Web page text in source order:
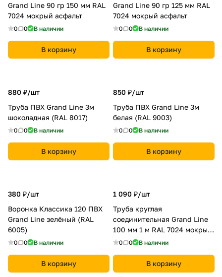
Grand Line 90 гр 150 мм RAL
7024 мокрый асфальт
0 0 В наличии
В корзину
Grand Line 90 гр 125 мм RAL
7024 мокрый асфальт
0 0 В наличии
В корзину
880 ₽/шт
Труба ПВХ Grand Line 3м
шоколадная (RAL 8017)
0 0 В наличии
В корзину
850 ₽/шт
Труба ПВХ Grand Line 3м
белая (RAL 9003)
0 0 В наличии
В корзину
380 ₽/шт
Воронка Классика 120 ПВХ
Grand Line зелёный (RAL
6005)
0 0 В наличии
В корзину
1 090 ₽/шт
Труба круглая
соединительная Grand Line
100 мм 1 м RAL 7024 мокрый
асфальт
0 0 В наличии
В корзину